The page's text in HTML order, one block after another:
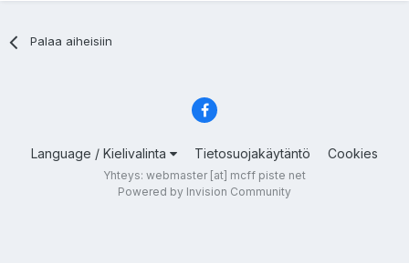
Palaa aiheisiin
Language / Kielivalinta Tietosuojakäytäntö Cookies
Yhteys: webmaster [at] mcff piste net
Powered by Invision Community